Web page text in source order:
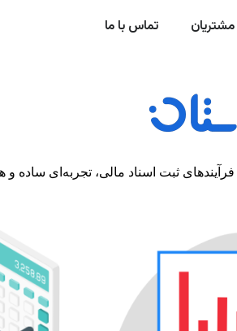
مشتریان تماس با ما
ثبت اسناد مالی، تجربه‌ای ساده و